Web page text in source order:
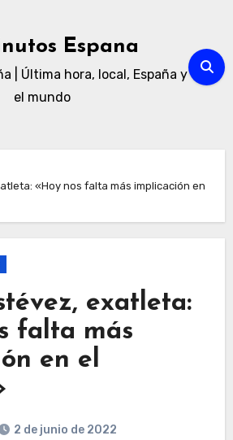
Espana
| Última hora, local, España y
el mundo
«Hoy nos falta más implicación en
exatleta:
falta más
en el
2 de junio de 2022